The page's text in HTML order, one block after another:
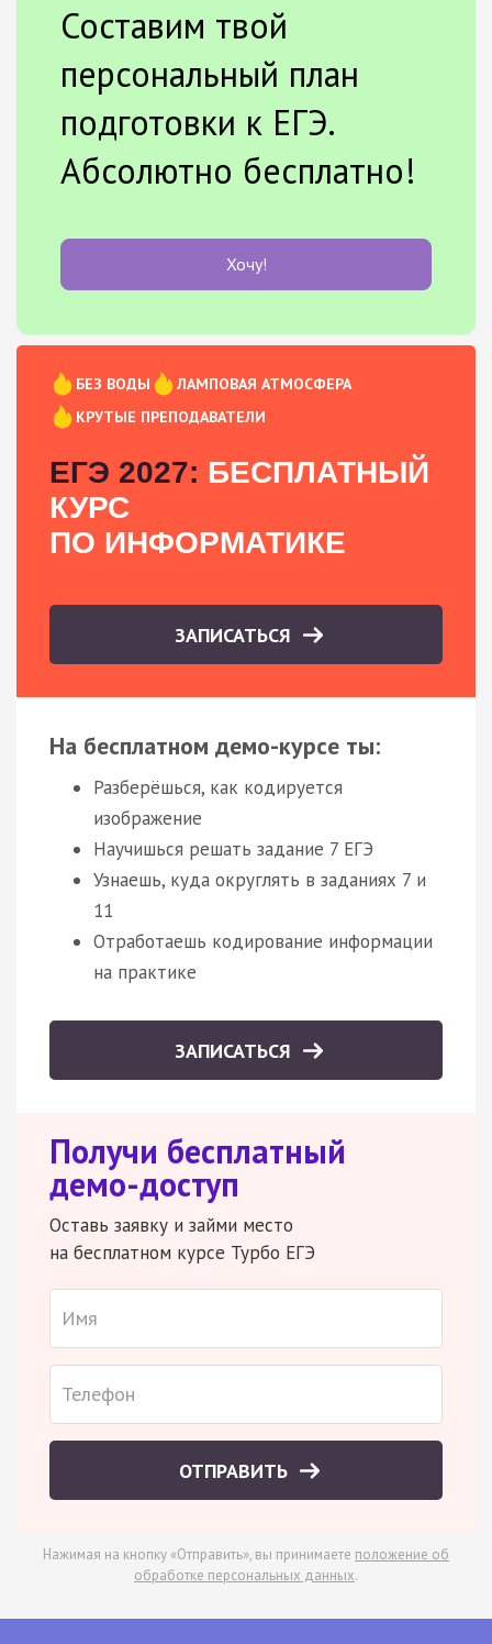
Составим твой
персональный план
подготовки к ЕГЭ.
Абсолютно бесплатно!
Хочу!
БЕЗ ВОДЫ
ЛАМПОВАЯ АТМОСФЕРА
КРУТЫЕ ПРЕПОДАВАТЕЛИ
ЕГЭ 2027: БЕСПЛАТНЫЙ
КУРС
ПО ИНФОРМАТИКЕ
ЗАПИСАТЬСЯ
На бесплатном демо-курсе ты:
Разберёшься, как кодируется
изображение
Научишься решать задание 7 ЕГЭ
Узнаешь, куда округлять в заданиях 7 и
11
Отработаешь кодирование информации
на практике
ЗАПИСАТЬСЯ
Получи бесплатный
демо-доступ
Оставь заявку и займи место
на бесплатном курсе Турбо ЕГЭ
ОТПРАВИТЬ
Нажимая на кнопку «Отправить», вы принимаете положение об
обработке персональных данных.